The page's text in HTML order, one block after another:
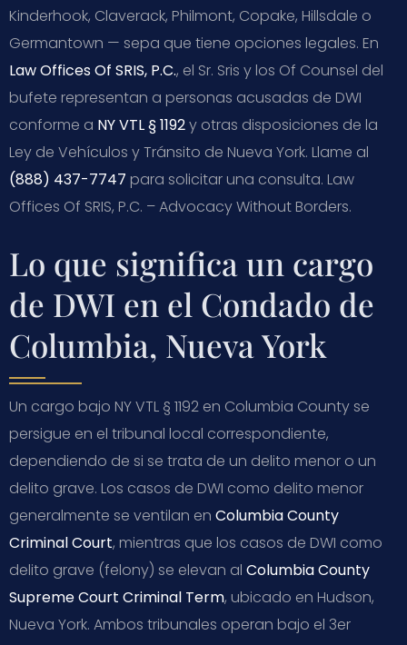
Kinderhook, Claverack, Philmont, Copake, Hillsdale o
Germantown — sepa que tiene opciones legales. En
Law Offices Of SRIS, P.C., el Sr. Sris y los Of Counsel del
bufete representan a personas acusadas de DWI
conforme a NY VTL § 1192y otras disposiciones de la
Ley de Vehículos y Tránsito de Nueva York. Llame al
(888) 437-7747 para solicitar una consulta. Law
Offices Of SRIS, P.C. – Advocacy Without Borders.
Lo que significa un cargo
de DWI en el Condado de
Columbia, Nueva York
Un cargo bajo NY VTL § 1192 en Columbia County se
persigue en el tribunal local correspondiente,
dependiendo de si se trata de un delito menor o un
delito grave. Los casos de DWI como delito menor
generalmente se ventilan en Columbia County
Criminal Court, mientras que los casos de DWI como
delito grave (felony) se elevan al Columbia County
Supreme Court Criminal Term, ubicado en Hudson,
Nueva York. Ambos tribunales operan bajo el 3er